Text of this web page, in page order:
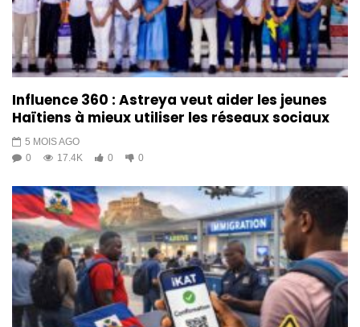
Influence 360 : Astreya veut aider les jeunes
Haïtiens à mieux utiliser les réseaux sociaux
5 MOIS AGO
0
17.4K 0 0